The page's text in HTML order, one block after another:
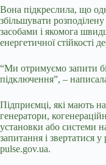
Вона підкреслила, що
збільшувати
засобами і якомога
енергетичної стійкості
“Ми отримуємо запити
підключення”, –
Підприємці, які мають
генератори,
установки або системи
запитання і звертатися
pulse.gov.ua.